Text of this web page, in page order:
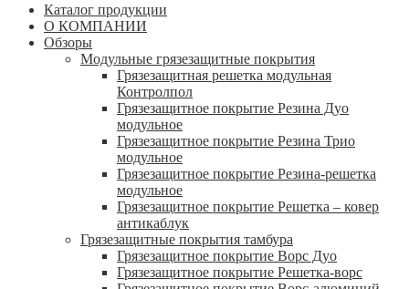
Каталог продукции
О КОМПАНИИ
Обзоры
Модульные грязезащитные покрытия
Грязезащитная решетка модульная
Контролпол
Грязезащитное покрытие Резина Дуо
модульное
Грязезащитное покрытие Резина Трио
модульное
Грязезащитное покрытие Резина-решетка
модульное
Грязезащитное покрытие Решетка – ковер
антикаблук
Грязезащитные покрытия тамбура
Грязезащитное покрытие Ворс Дуо
Грязезащитное покрытие Решетка-ворс